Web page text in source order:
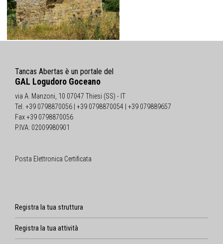
Tancas Abertas è un portale del
GAL Logudoro Goceano
via A. Manzoni, 10 07047 Thiesi (SS) - IT
Tel. +39 0798870056 | +39 0798870054 | +39 079889657
Fax +39 0798870056
P.IVA: 02009980901
Posta Elettronica Certificata
Registra la tua struttura
Registra la tua attività